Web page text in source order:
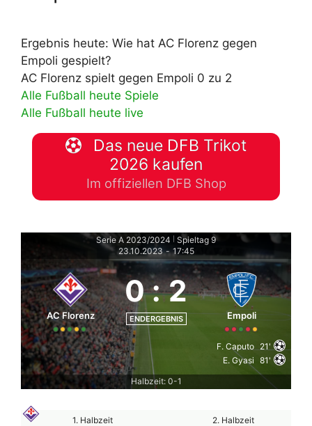
Ergebnis heute: Wie hat AC Florenz gegen
Empoli gespielt?
AC Florenz spielt gegen Empoli 0 zu 2
Alle Fußball heute Spiele
Alle Fußball heute live
Das neue DFB Trikot
2026 kaufen
Im offiziellen DFB Shop
Serie A 2023/2024
Spieltag 9
23.10.2023 - 17:45
AC Florenz
0: 2
ENDERGEBNIS Empoli
F. Caputo 21'
E. Gyasi 81'
Halbzeit: 0-1
1. Halbzeit 2. Halbzeit